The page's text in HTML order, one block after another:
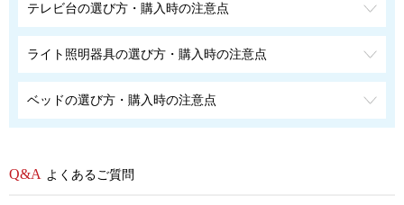
テレビ台の選び方・購入時の注意点
ライト照明器具の選び方・購入時の注意点
ベッドの選び方・購入時の注意点
よくあるご質問